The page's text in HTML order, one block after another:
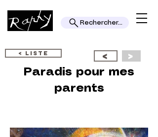
Rechercher...
< LISTE < >
Paradis pour mes
parents